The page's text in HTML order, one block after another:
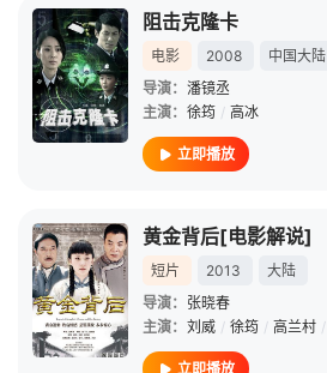
阻击克隆卡
电影 2008
中国大陆
导演： 潘镜丞
主演： 徐筠 / 高冰
立即播放
黄金背后[电影解说]
短片 2013
大陆
导演： 张晓春
主演： 刘威 / 徐筠 / 高兰村 /
立即播放